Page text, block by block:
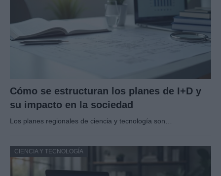
Cómo se estructuran los planes de I+D y
su impacto en la sociedad
Los planes regionales de ciencia y tecnología son…
CIENCIA Y TECNOLOGÍA